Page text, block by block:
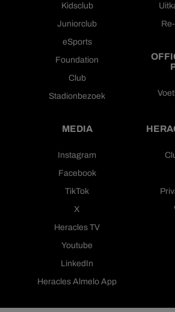
Kidsclub
Juniorclub
eSports
Foundation
Club
Stadionbezoek
MEDIA
Instagram
Facebook
TikTok
X
Heracles TV
Youtube
LinkedIn
Heracles Almelo App